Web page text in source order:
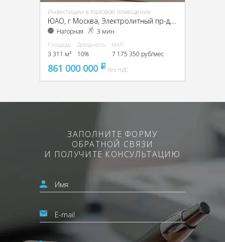
Инвестиции в торговое помещение
ЮАО, г Москва, Электролитный пр-д,7, кор. 2, стр. 2
Нагорная 3 мин
Площадь
3 311 м²
Доходность
10%
МАП
7 175 350 руб/мес
861 000 000 pуббез НДС
ЗАПОЛНИТЕ ФОРМУ
ОБРАТНОЙ СВЯЗИ
И ПОЛУЧИТЕ КОНСУЛЬТАЦИЮ